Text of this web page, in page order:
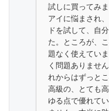
試しに買ってみ
アイに悩まされ
ドを試して、自
た。ところが、
題なく使えてい
く問題ありませ
れからはずっと
高級の、とても
ゆる点で優れて